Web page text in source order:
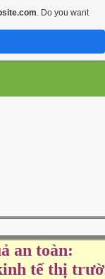
an toàn:
tế thị
. Do you want